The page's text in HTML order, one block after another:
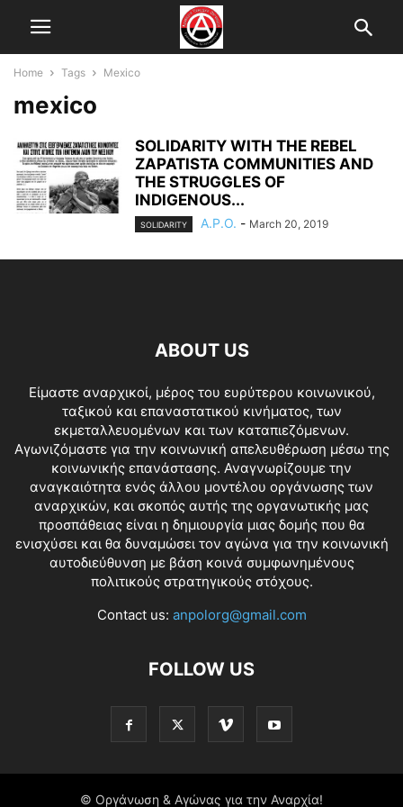
Home Tags Mexico
mexico
SOLIDARITY WITH THE REBEL
ZAPATISTA COMMUNITIES AND
THE STRUGGLES OF
INDIGENOUS...
SOLIDARITY A.P.O. - March 20, 2019
ABOUT US
Είμαστε αναρχικοί, μέρος του ευρύτερου κοινωνικού,
ταξικού και επαναστατικού κινήματος, των
εκμεταλλευομένων και των καταπιεζόμενων.
Αγωνιζόμαστε για την κοινωνική απελευθέρωση μέσω της
κοινωνικής επανάστασης. Αναγνωρίζουμε την
αναγκαιότητα ενός άλλου μοντέλου οργάνωσης των
αναρχικών, και σκοπός αυτής της οργανωτικής μας
προσπάθειας είναι η δημιουργία μιας δομής που θα
ενισχύσει και θα δυναμώσει τον αγώνα για την κοινωνική
αυτοδιεύθυνση με βάση κοινά συμφωνημένους
πολιτικούς στρατηγικούς στόχους.
Contact us: anpolorg@gmail.com
FOLLOW US
© Οργάνωση & Αγώνας για την Αναρχία!